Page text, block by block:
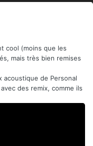
cool (moins que les
mais très bien remises
acoustique de Personal
des remix, comme ils